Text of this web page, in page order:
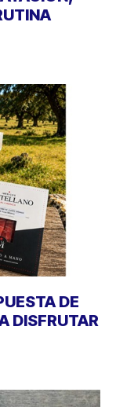
DE
DISFRUTAR